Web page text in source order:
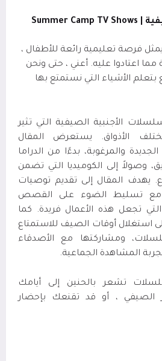
|
Summer Camp TV Shows
فرصة تعليمية رائعة للأطفال ،
اعتادوا عليه. أعني ، حتى ونحن
بتعلم الأشياء التي نستمتع بها
الأجنبية الصيفية التي تثير
الأذواق. يستعرض المقال
والمرغوبة، بدءًا من الدراما
وصولاً إلى الكوميديا التي تضمن
يهدف المقال إلى تقديم توصيات
مع تسليط الضوء على القصص
تجعل هذه الأعمال فريدة. كما
استغلال أوقات الصيف للاستمتاع
ومشاركتها مع الأصدقاء
المشاهدة الجماعية.
تشعر بالحنين إلى أيامك
الصيفي ، أو قد تقنعك بإحضار